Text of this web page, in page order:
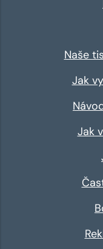
Naše
Jak
Jak